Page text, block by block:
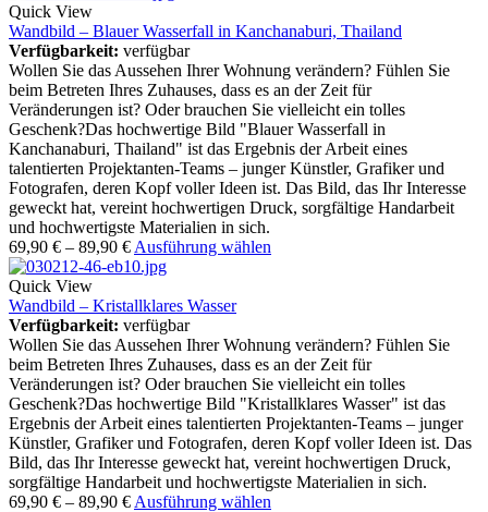
Quick View
Wandbild – Blauer Wasserfall in Kanchanaburi, Thailand
Verfügbarkeit: verfügbar
Wollen Sie das Aussehen Ihrer Wohnung verändern? Fühlen Sie
beim Betreten Ihres Zuhauses, dass es an der Zeit für
Veränderungen ist? Oder brauchen Sie vielleicht ein tolles
Geschenk?Das hochwertige Bild "Blauer Wasserfall in
Kanchanaburi, Thailand" ist das Ergebnis der Arbeit eines
talentierten Projektanten-Teams – junger Künstler, Grafiker und
Fotografen, deren Kopf voller Ideen ist. Das Bild, das Ihr Interesse
geweckt hat, vereint hochwertigen Druck, sorgfältige Handarbeit
und hochwertigste Materialien in sich.
69,90 € – 89,90 € Ausführung wählen
Quick View
Wandbild – Kristallklares Wasser
Verfügbarkeit: verfügbar
Wollen Sie das Aussehen Ihrer Wohnung verändern? Fühlen Sie
beim Betreten Ihres Zuhauses, dass es an der Zeit für
Veränderungen ist? Oder brauchen Sie vielleicht ein tolles
Geschenk?Das hochwertige Bild "Kristallklares Wasser" ist das
Ergebnis der Arbeit eines talentierten Projektanten-Teams – junger
Künstler, Grafiker und Fotografen, deren Kopf voller Ideen ist. Das
Bild, das Ihr Interesse geweckt hat, vereint hochwertigen Druck,
sorgfältige Handarbeit und hochwertigste Materialien in sich.
69,90 € – 89,90 € Ausführung wählen